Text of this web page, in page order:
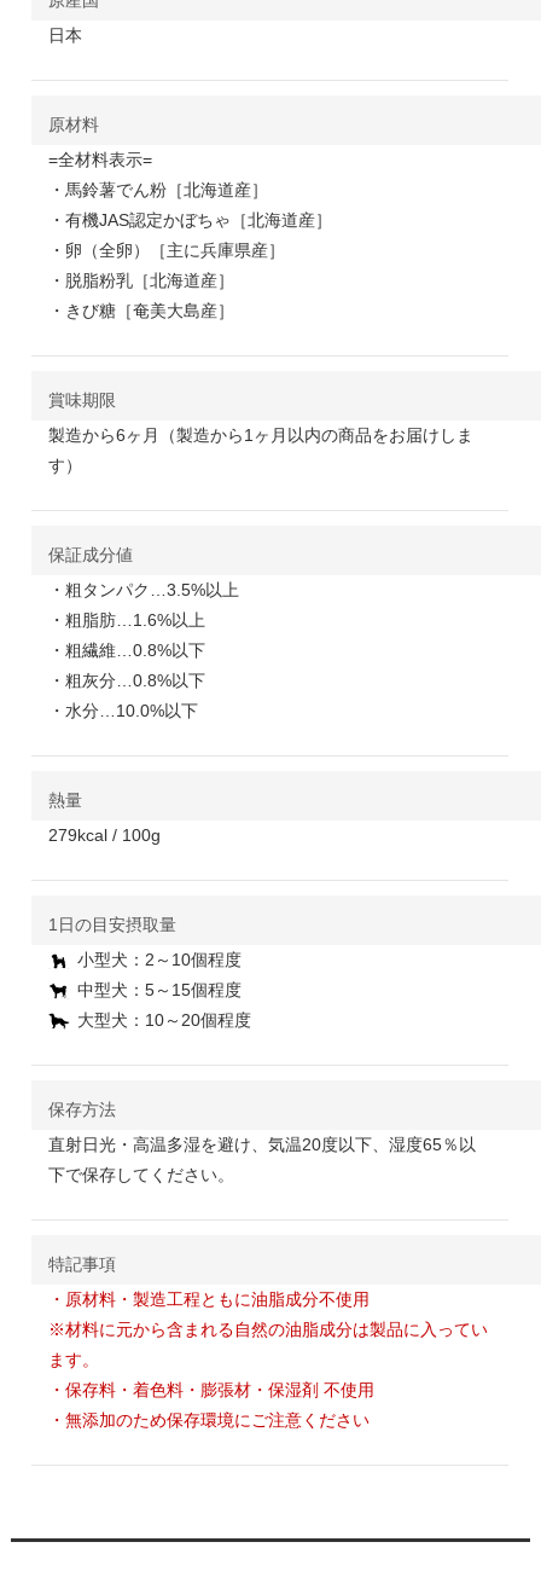
日本
原材料
=全材料表示=
・馬鈴薯でん粉［北海道産］
・有機JAS認定かぼちゃ［北海道産］
・卵（全卵）［主に兵庫県産］
・脱脂粉乳［北海道産］
・きび糖［奄美大島産］
賞味期限
製造から6ヶ月（製造から1ヶ月以内の商品をお届けしま
す）
保証成分値
・粗タンパク…3.5%以上
・粗脂肪…1.6%以上
・粗繊維…0.8%以下
・粗灰分…0.8%以下
・水分…10.0%以下
熱量
279kcal / 100g
1日の目安摂取量
小型犬：2～10個程度
中型犬：5～15個程度
大型犬：10～20個程度
保存方法
直射日光・高温多湿を避け、気温20度以下、湿度65％以
下で保存してください。
特記事項
・原材料・製造工程ともに油脂成分不使用
※材料に元から含まれる自然の油脂成分は製品に入ってい
ます。
・保存料・着色料・膨張材・保湿剤 不使用
・無添加のため保存環境にご注意ください